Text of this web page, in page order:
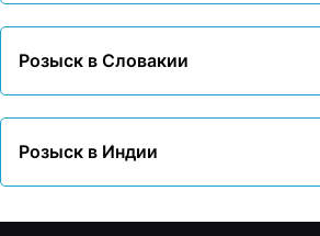
Розыск в Словакии
Розыск в Индии